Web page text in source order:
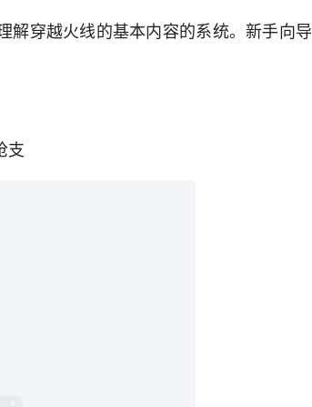
解穿越火线的基本内容的系统。新手向导
支